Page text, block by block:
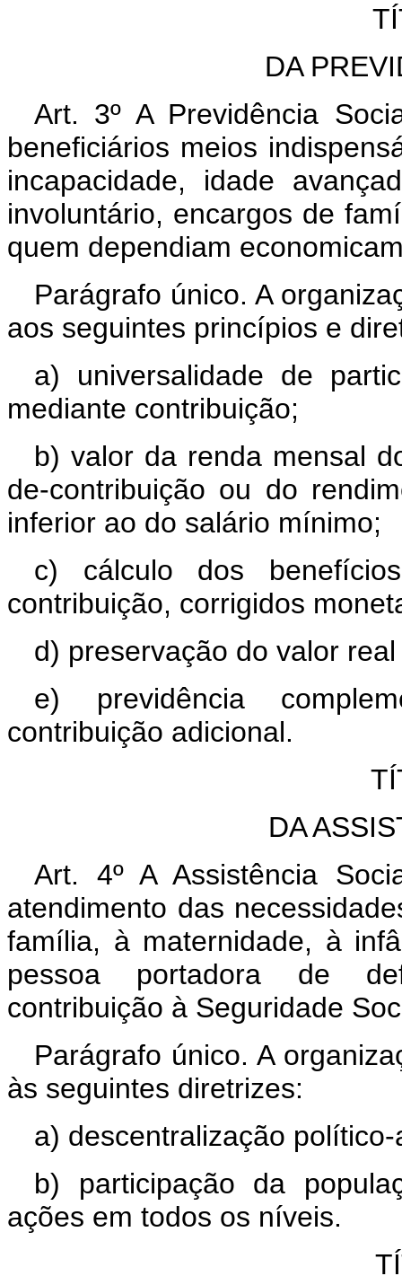
DA
Art. 3º A Previdência
beneficiários meios
incapacidade, idade
involuntário, encargos de
quem dependiam
Parágrafo único. A
aos seguintes princípios e
a) universalidade de
mediante contribuição;
b) valor da renda mensal
de-contribuição ou do
inferior ao do salário mínimo;
c) cálculo dos
contribuição, corrigidos
d) preservação do valor
e) previdência
contribuição adicional.
DA
Art. 4º A Assistência
atendimento das
família, à maternidade, à
pessoa portadora de
contribuição à Seguridade
Parágrafo único. A
às seguintes diretrizes:
a) descentralização
b) participação da
ações em todos os níveis.